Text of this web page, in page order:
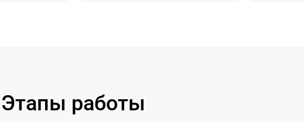
Этапы работы